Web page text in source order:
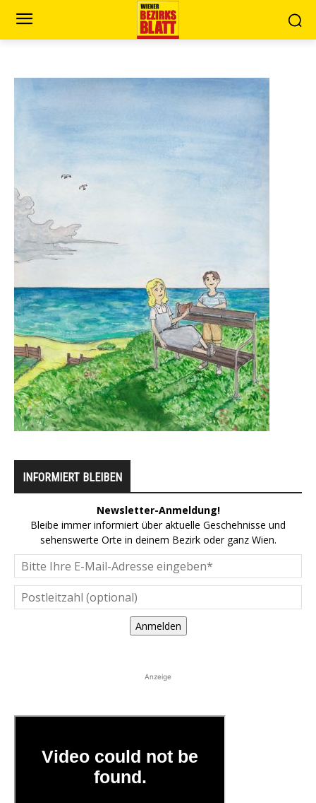
INFORMIERT BLEIBEN
Newsletter-Anmeldung!
Bleibe immer informiert über aktuelle Geschehnisse und
sehenswerte Orte in deinem Bezirk oder ganz Wien.
Anmelden
Anzeige